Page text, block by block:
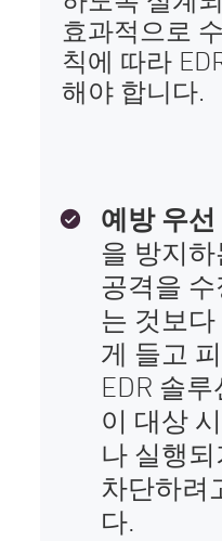
효과적으로
칙에 따라
해야 합니다.
예방 우
을 방지
공격을
는 것보
게 들고
EDR 솔
이 대상
나 실행
차단하려
다.